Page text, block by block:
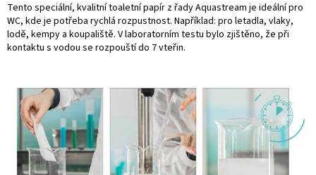
Tento speciální, kvalitní toaletní papír z řady Aquastream je ideální pro
WC, kde je potřeba rychlá rozpustnost. Například: pro letadla, vlaky,
lodě, kempy a koupaliště. V laboratorním testu bylo zjištěno, že při
kontaktu s vodou se rozpouští do 7 vteřin.